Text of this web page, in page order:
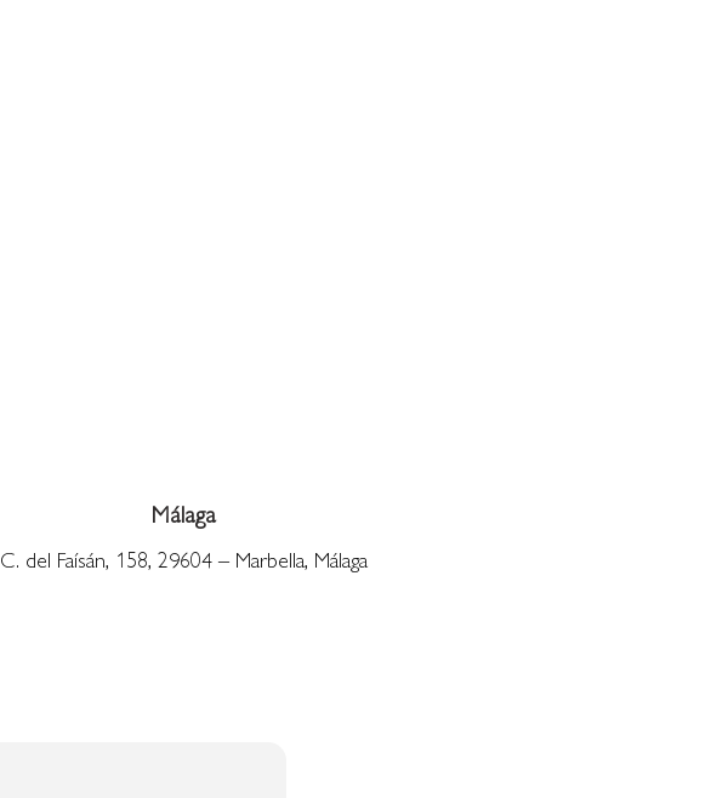
Málaga
C. del Faísán, 158, 29604 – Marbella, Málaga